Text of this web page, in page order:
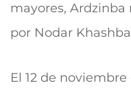
mayores,
por Nodar
El 12 de